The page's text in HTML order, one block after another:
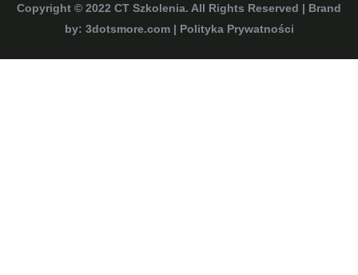
Copyright © 2022 CT Szkolenia. All Rights Reserved | Brand
by: 3dotsmore.com| Polityka Prywatności